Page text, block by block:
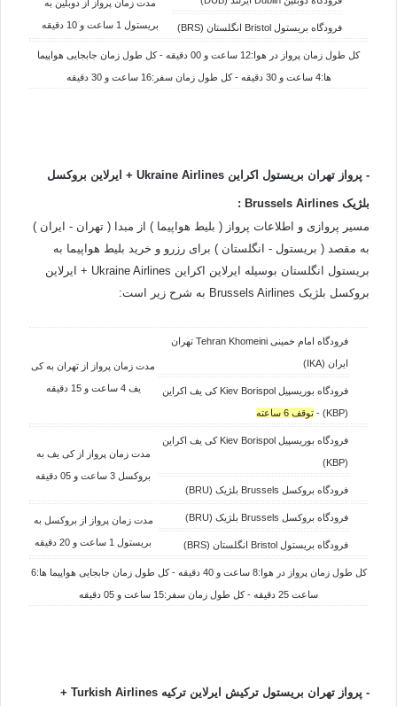
مدت زمان پرواز از دوبلین به
بریستول 1 ساعت و 10 دقیقه فرودگاه بریستول Bristol انگلستان (BRS)
کل طول زمان پرواز در هوا:12 ساعت و 00 دقیقه - کل طول زمان جابجایی هواپیما
ها:4 ساعت و 30 دقیقه - کل طول زمان سفر:16 ساعت و 30 دقیقه
- پرواز تهران بریستول اکراین Ukraine Airlines + ایرلاین بروکسل
بلژیک Brussels Airlines
:
مسیر پروازی و اطلاعات پرواز ( بلیط هواپیما ) از مبدا ( تهران - ایران )
به مقصد ( بریستول - انگلستان ) برای رزرو و خرید بلیط هواپیما به
بریستول انگلستان بوسیله ایرلاین اکراین Ukraine Airlines + ایرلاین
بروکسل بلژیک Brussels Airlines به شرح زیر است:
فرودگاه امام خمینی Tehran Khomeini تهران
ایران (IKA) مدت زمان پرواز از تهران به کی
یف 4 ساعت و 15 دقیقه فرودگاه بوریسپیل Kiev Borispol کی یف اکراین
(KBP) - توقف 6 ساعته
فرودگاه بوریسپیل Kiev Borispol کی یف اکراین
(KBP)
مدت زمان پرواز از کی یف به
بروکسل 3 ساعت و 05 دقیقه
فرودگاه بروکسل Brussels بلژیک (BRU)
فرودگاه بروکسل Brussels بلژیک (BRU) مدت زمان پرواز از بروکسل به
بریستول 1 ساعت و 20 دقیقه فرودگاه بریستول Bristol انگلستان (BRS)
کل طول زمان پرواز در هوا:8 ساعت و 40 دقیقه - کل طول زمان جابجایی هواپیما ها:6
ساعت 25 دقیقه - کل طول زمان سفر:15 ساعت و 05 دقیقه
- پرواز تهران بریستول ترکیش ایرلاین ترکیه Turkish Airlines +